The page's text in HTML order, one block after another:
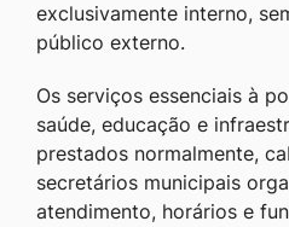
exclusivamente interno,
público externo.
Os serviços essenciais à
saúde, educação e
prestados normalmente,
secretários municipais
atendimento, horários e